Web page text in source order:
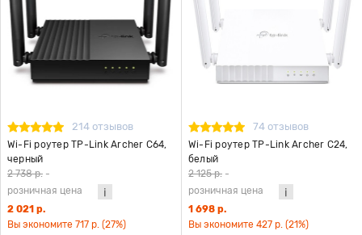
214 отзывов
Wi-Fi роутер TP-Link Archer C64,
черный
2 738 р. -
розничная цена
2 021 р.
Вы экономите 717 р. (27%)
74 отзывов
Wi-Fi роутер TP-Link Archer C24,
белый
2 125 р. -
розничная цена
1 698 р.
Вы экономите 427 р. (21%)